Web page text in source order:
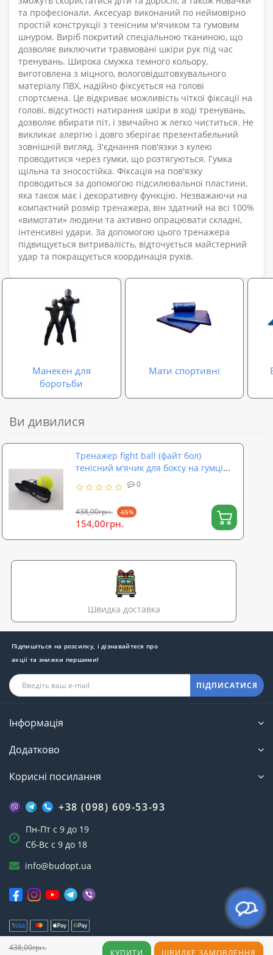
438,00грн. КУПИТИ ШВИДКЕ ЗАМОВЛЕННЯ
та професіонали. Аксесуар виконаний по неймовірно
простій конструкції з тенісним м'ячиком та гумовим
шнуром. Виріб покритий спеціальною тканиною, що
дозволяє виключити травмовані шкіри рук під час
тренувань. Широка смужка темного кольору,
виготовлена з міцного, вологовідштовхувального
матеріалу ПВХ, надійно фіксується на голові
спортсмена. Це відкриває можливість чіткої фіксації на
голові, відсутності натирання шкіри в ході тренувань,
дозволяє вбирати піт, і звичайно ж легко чиститься. Не
викликає алергію і довго зберігає презентабельний
зовнішній вигляд. З'єднання пов'язки з кулею
проводитися через гумки, що розтягуються. Гумка
щільна та зносостійка. Фіксація на пов'язку
проводиться за допомогою підсилювальної пластини,
яка також має і декоративну функцію. Незважаючи на
компактний розмір тренажера, він здатний на всі 100%
«вимотати» людини та активно опрацювати складні,
інтенсивні удари. За допомогою цього тренажера
підвищується витривалість, відточується майстерний
удар та покращується координація рухів.
Манекен для
боротьби
Мати спортивні
Ви дивилися
Тренажер fight ball (файт бол)
тенісний м'ячик для боксу на гумці
OSPORT Light (fl-0132)
0
438,00грн. -65%
154,00грн.
Швидка доставка
Підпишіться на розсилку, і дізнавайтеся про
акції та знижки першими!
ПІДПИСАТИСЯ
Інформація
Додатково
Корисні посилання
+38 (098) 609-53-93
Пн-Пт с 9 до 19
Сб-Вс с 9 до 18
info@budopt.ua
Інтернет-магазин БудОпт™ © 2023